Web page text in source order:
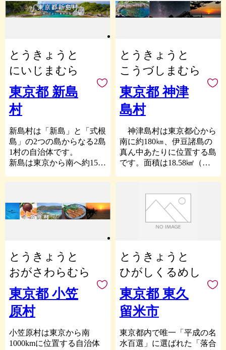
です。にんじんについては
な特産品として養蜂事業の
中で生まれた「きよはち」
はふるさとチョイスアワー
ド２０１５で見事ランクイ
ンを果たした人気商品で
す。平成26年3月から東京
都初の自治体職員による養
蜂「清瀬みつばちプロジェ
クト」として、市役所本庁
舎の屋上に農地から飛散し
た土を再利用した花壇を作
験的にミツバチの飼育を開
始することで生まれまし
清瀬市といえば、都内最大
す。２万４千㎡の農地に１
０万本のひまわりが咲き誇
る姿は圧巻で、平成２９年
度は１２万人もの方が来場
し、大変な賑わいを見せま
した。毎年７月から市のホ
ームページでは専用のペー
ジを設け、開花状況をお知
らせしておりますので、是
にあり、古くから東京の奥
座敷と称され首都圏をはじ
し、東京都最高峰の雲取山
（標高2,017メートル）を
頂点として、四方を山々に
囲まれた緑豊かな水源の町
です。町内には、地上1.3
メートルの幹周りが3.0メ
本確認され、全国で一番巨
樹の多い町でもあります。
昭和30年（1955年）に古里
村、氷川町、小河内村の1
し寄せていますが、東京都
にあって自然豊かな「水源
テーマにしたまちづくりを
進めます。多くの皆様から
のご支援をお待ちしており
ます。
数は約20万本と言われてお
り、冬になると島中で咲き
では、江戸時代中期から生
産が始まったとされ、年貢
として納められていまし
た。250年を超える歴史の
中で形成された椿山は、常
に人の手が入ることで綺麗
た。春から夏に草刈りを行
い、秋に椿実を拾い、冬に
花が咲き、と椿で四季を感
じることができます。
また太平洋に囲まれ、黒潮
にもまれた伊勢海老やサザ
エなども利島に欠かせない
海の幸です。つくり育てる
漁業を実践しており、伊勢
は、獲れても放流しなくて
はなれないことが厳格に決
められています。
近年利島では、20～30代の
Iターンが増えて人口も微
増しています。人口ピラミ
ッドでは、30代が最も多
く、それに伴い年少人口
とうきょうと
にいじまむら
東京都 新島
村
新島村は「新島」と「式根
島」の2つの島からなる2島
1村の自治体です。
新島は東京から南へ約150
にある若郷地区と島の中心
部にある本村地区の２つの
なっており、約7㎞にもお
よぶ白い砂浜はまるで海外
に来たかと錯覚してしまう
ロケーションとなっていま
す。また、島で採れるコー
ガ石は新島の他にイタリア
貴重な石となっており、そ
のコーガ石を使って作られ
とうきょうと
こうづしまむら
東京都 神津
島村
神津島村は東京都心から
南に約180㎞、伊豆諸島の
真ん中あたりに位置する島
です。面積は18.58㎢（東
さ）人口約1,800人の村民
が暮らしています。神津島
へは調布飛行場から飛行機
で約40分、竹芝桟橋からジ
ェット船で約3時間半、大
島を取り囲む海の水質と
透明度の高さは日本有数
で、島内の各所で清水が湧
いています。また、島の中
央部には標高572mであり
ながら「新日本の百名山」
あふれる天上山がそびえ立
ち、その他、物忌奈命神社
とうきょうと
おがさわらむら
東京都 小笠
原村
小笠原村は東京から南
1000kmに位置する自治体
とうきょうと
ひがしくるめし
東京都 東久
留米市
東京都内で唯一「平成の名
水百選」に選ばれた「落合